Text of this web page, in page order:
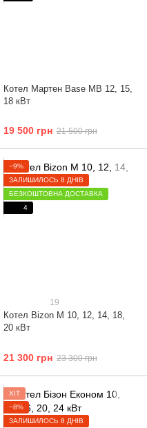
Котел Мартен Base MB 12, 15,
18 кВт
19 500 грн 21 500 грн
−9%
ЗАЛИШИЛОСЬ 8 ДНІВ
БЕЗКОШТОВНА ДОСТАВКА
4
19
Котел Bizon М 10, 12, 14, 18,
20 кВт
21 300 грн 23 300 грн
ХІТ
−8%
ЗАЛИШИЛОСЬ 8 ДНІВ